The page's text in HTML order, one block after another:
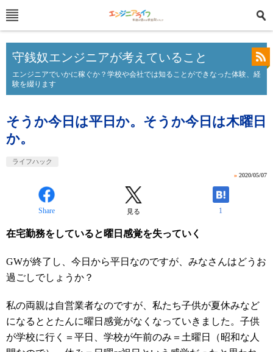
守銭奴エンジニアが考えていること
エンジニアでいかに稼ぐか？学校や会社では知ることができなった体験、経
験を綴ります
そうか今日は平日か。そうか今日は木曜日
か。
ライフハック
» 2020/05/07
Share 見る 1
在宅勤務をしていると曜日感覚を失っていく
GWが終了し、今日から平日なのですが、みなさんはどうお
過ごしでしょうか？
私の両親は自営業者なのですが、私たち子供が夏休みなど
になるととたんに曜日感覚がなくなっていきました。子供
が学校に行く＝平日、学校が午前のみ＝土曜日（昭和な人